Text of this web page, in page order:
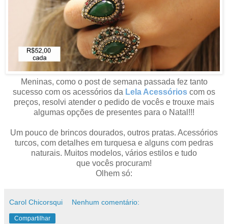
Meninas, como o post de semana passada fez tanto
sucesso com os acessórios da Lela Acessórios com os
preços, resolvi atender o pedido de vocês e trouxe mais
algumas opções de presentes para o Natal!!!
Um pouco de brincos dourados, outros pratas. Acessórios
turcos, com detalhes em turquesa e alguns com pedras
naturais. Muitos modelos, vários estilos e tudo
que vocês procuram!
Olhem só:
Carol Chicorsqui Nenhum comentário:
Compartilhar